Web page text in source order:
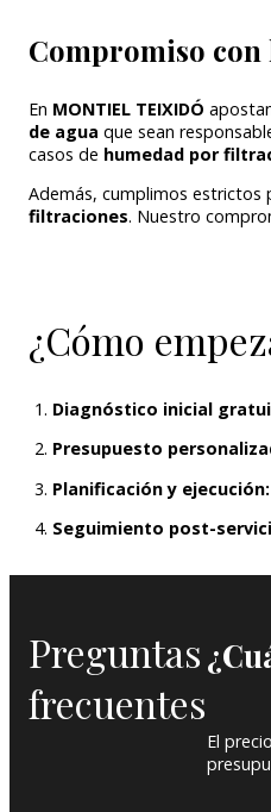
Compromiso
En MONTIEL TEIXIDÓ
de agua que sean
casos de humedad por
Además, cumplimos
filtraciones. Nuestro
¿Cómo
Diagnóstico inicial
Presupuesto
Planificación y ejecución:
Seguimiento post-
Preguntas
frecuentes
El precio